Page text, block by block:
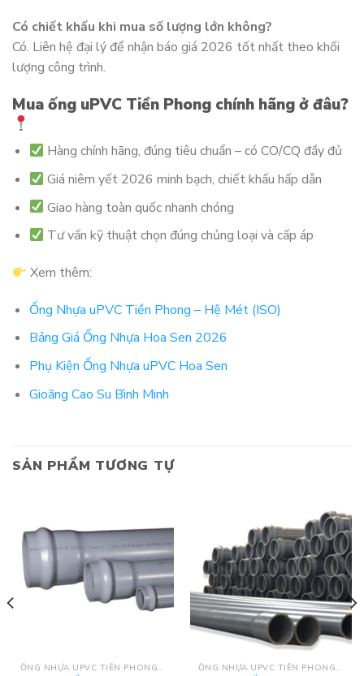
Có chiết khấu khi mua số lượng lớn không?
Có. Liên hệ đại lý để nhận báo giá 2026 tốt nhất theo khối
lượng công trình.
Mua ống uPVC Tiền Phong chính hãng ở đâu?
Hàng chính hãng, đúng tiêu chuẩn – có CO/CQ đầy đủ
Giá niêm yết 2026 minh bạch, chiết khấu hấp dẫn
Giao hàng toàn quốc nhanh chóng
Tư vấn kỹ thuật chọn đúng chủng loại và cấp áp
Xem thêm:
Ống Nhựa uPVC Tiền Phong – Hệ Mét (ISO)
Bảng Giá Ống Nhựa Hoa Sen 2026
Phụ Kiện Ống Nhựa uPVC Hoa Sen
Gioăng Cao Su Bình Minh
SẢN PHẨM TƯƠNG TỰ
ỐNG NHỰA UPVC TIỀN PHONG - HỆ MÉT (ISO) ỐNG NHỰA UPVC TIỀN PHONG - HỆ MÉT (ISO)